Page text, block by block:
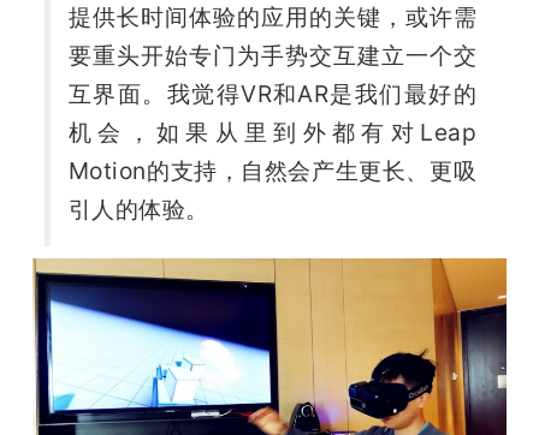
提供长时间体验的应用的关键，或许需
要重头开始专门为手势交互建立一个交
互界面。我觉得VR和AR是我们最好的
机会，如果从里到外都有对Leap
Motion的支持，自然会产生更长、更吸
引人的体验。